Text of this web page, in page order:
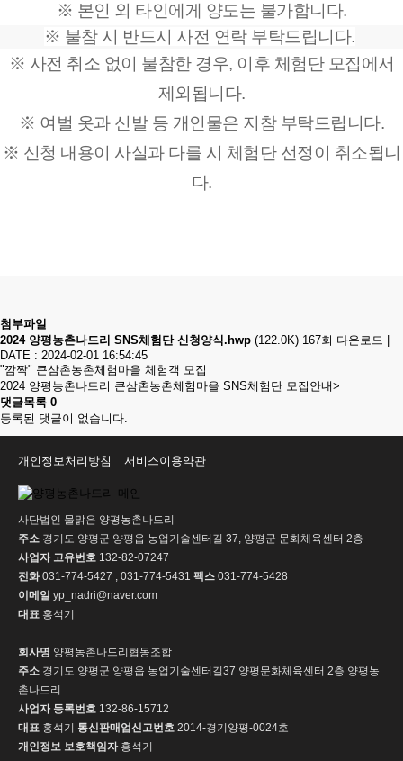
※ 본인 외 타인에게 양도는 불가합니다.
※ 불참 시 반드시 사전 연락 부탁드립니다.
※ 사전 취소 없이 불참한 경우, 이후 체험단 모집에서
제외됩니다.
※ 여벌 옷과 신발 등 개인물은 지참 부탁드립니다.
※ ​신청 내용이 사실과 다를 시 체험단 선정이 취소됩니
다.
첨부파일
2024 양평농촌나드리 SNS체험단 신청양식.hwp (122.0K) 167회 다운로드
DATE : 2024-02-01 16:54:45
"깜짝" 큰삼촌농촌체험마을 체험객 모집
2024 양평농촌나드리 큰삼촌농촌체험마을 SNS체험단 모집안내>
댓글목록 0
등록된 댓글이 없습니다.
개인정보처리방침 서비스이용약관
사단법인 물맑은 양평농촌나드리
주소 경기도 양평군 양평읍 농업기술센터길 37, 양평군 문화체육센터 2층
사업자 고유번호 132-82-07247
전화031-774-5427 , 031-774-5431 팩스 031-774-5428
이메일 yp_nadri@naver.com
대표 홍석기
회사명 양평농촌나드리협동조합
주소 경기도 양평군 양평읍 농업기술센터길37 양평문화체육센터 2층 양평농
촌나드리
사업자 등록번호 132-86-15712
대표 홍석기 통신판매업신고번호 2014-경기양평-0024호
개인정보 보호책임자홍석기